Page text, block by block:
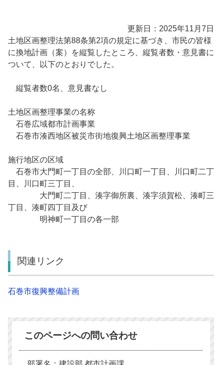
更新日：2025年11月7日
土地区画整理法第88条第2項の規定に基づき、市民の皆様
に換地計画（案）を縦覧したところ、縦覧者数・意見書に
ついて、以下のとおりでした。
縦覧者数0名、意見書なし
土地区画整理事業の名称
石巻広域都市計画事業
石巻市湊西地区被災市街地復興土地区画整理事業
施行地区の区域
石巻市大門町一丁目の全部、川口町一丁目、川口町二丁
目、川口町三丁目、
大門町二丁目、湊字御所裏、湊字須賀松、湊町三
丁目、湊町四丁目及び
明神町一丁目の各一部
関連リンク
石巻市復興整備計画
このページへの問い合わせ